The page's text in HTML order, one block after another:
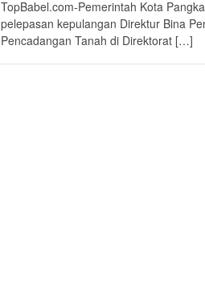
TopBabel.com-Pemerintah Kota
pelepasan kepulangan Direktur Bina
Pencadangan Tanah di Direktorat […]